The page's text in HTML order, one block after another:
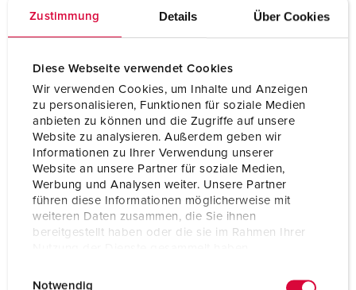
Zustimmung Details Über Cookies
Diese Webseite verwendet Cookies
Wir verwenden Cookies, um Inhalte und Anzeigen
zu personalisieren, Funktionen für soziale Medien
anbieten zu können und die Zugriffe auf unsere
Website zu analysieren. Außerdem geben wir
Informationen zu Ihrer Verwendung unserer
Website an unsere Partner für soziale Medien,
Werbung und Analysen weiter. Unsere Partner
führen diese Informationen möglicherweise mit
weiteren Daten zusammen, die Sie ihnen
bereitgestellt haben oder die sie im Rahmen Ihrer
Notwendig
Part no. 14363